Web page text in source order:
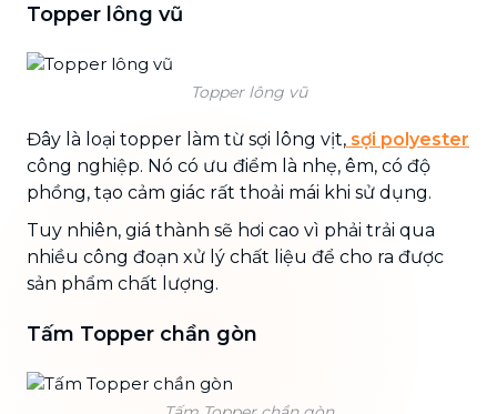
Topper lông vũ
Topper lông vũ
Đây là loại topper làm từ sợi lông vịt, sợi polyester
công nghiệp. Nó có ưu điểm là nhẹ, êm, có độ
phồng, tạo cảm giác rất thoải mái khi sử dụng.
Tuy nhiên, giá thành sẽ hơi cao vì phải trải qua
nhiều công đoạn xử lý chất liệu để cho ra được
sản phẩm chất lượng.
Tấm Topper chần gòn